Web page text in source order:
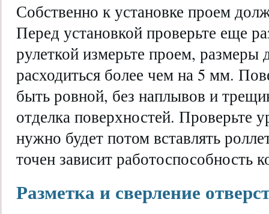
Собственно к установке проем
Перед установкой проверьте еще
рулеткой измерьте проем, размеры
расходиться более чем на 5 мм.
быть ровной, без наплывов и
отделка поверхностей. Проверьте
нужно будет потом вставлять
точен зависит работоспособность
Разметка и сверление